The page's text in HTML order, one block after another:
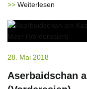
Weiterlesen
28. Mai 2018
Aserbaidschan